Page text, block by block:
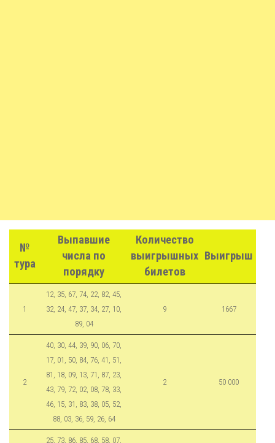
№
тура
Выпавшие
числа по
порядку
Количество
выигрышных
билетов
Выигрыш
1
12, 35, 67, 74, 22, 82, 45,
32, 24, 47, 37, 34, 27, 10,
89, 04
9 1667
2
40, 30, 44, 39, 90, 06, 70,
17, 01, 50, 84, 76, 41, 51,
81, 18, 09, 13, 71, 87, 23,
43, 79, 72, 02, 08, 78, 33,
46, 15, 31, 83, 38, 05, 52,
88, 03, 36, 59, 26, 64
2 50 000
25, 73, 86, 85, 68, 58, 07,